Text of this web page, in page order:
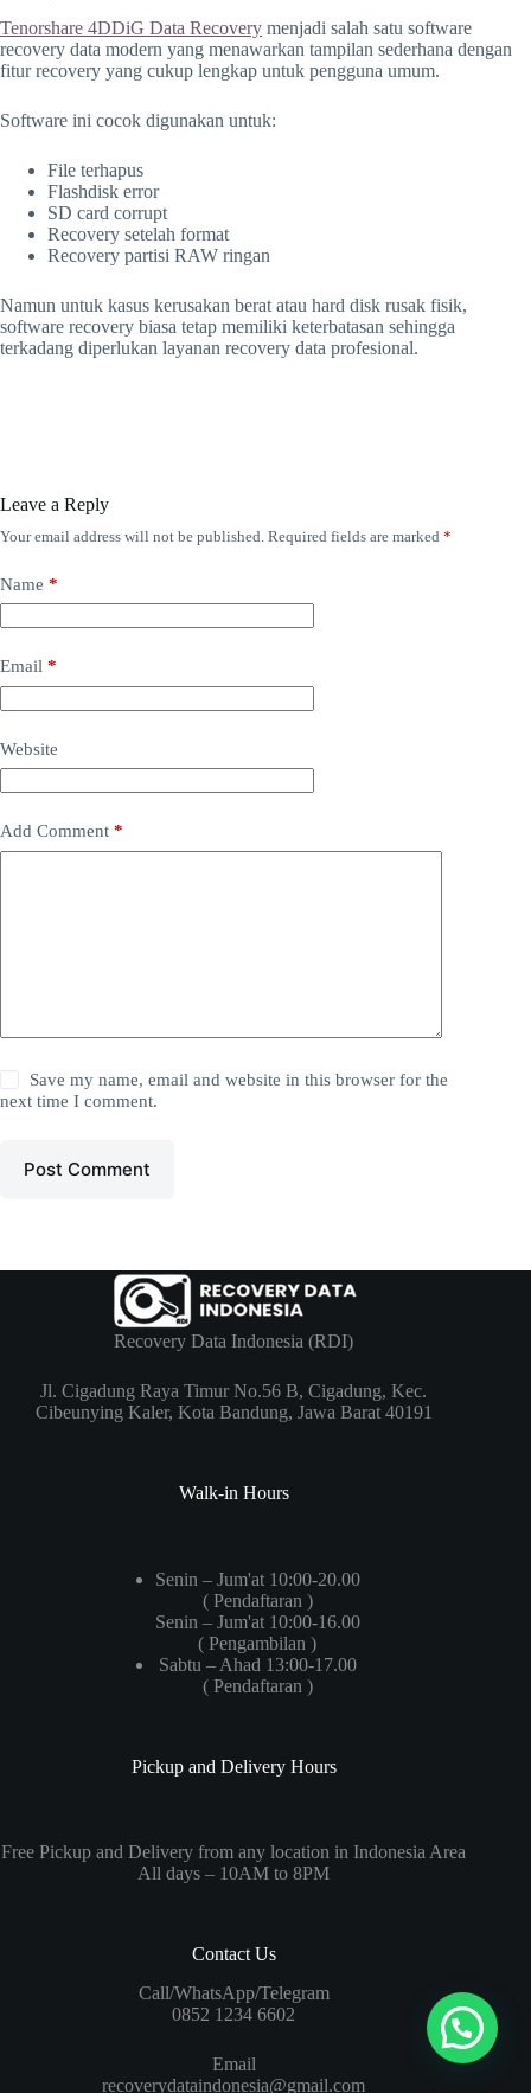
Tenorshare 4DDiG Data Recovery menjadi salah satu software
recovery data modern yang menawarkan tampilan sederhana dengan
fitur recovery yang cukup lengkap untuk pengguna umum.
Software ini cocok digunakan untuk:
File terhapus
Flashdisk error
SD card corrupt
Recovery setelah format
Recovery partisi RAW ringan
Namun untuk kasus kerusakan berat atau hard disk rusak fisik,
software recovery biasa tetap memiliki keterbatasan sehingga
terkadang diperlukan layanan recovery data profesional.
Leave a Reply
Your email address will not be published. Required fields are marked *
Name *
Email *
Website
Add Comment *
Save my name, email and website in this browser for the
next time I comment.
Post Comment
Recovery Data Indonesia (RDI)
Jl. Cigadung Raya Timur No.56 B, Cigadung, Kec.
Cibeunying Kaler, Kota Bandung, Jawa Barat 40191
Walk-in Hours
Senin – Jum'at 10:00-20.00
( Pendaftaran )
Senin – Jum'at 10:00-16.00
( Pengambilan )
Sabtu – Ahad 13:00-17.00
( Pendaftaran )
Pickup and Delivery Hours
Free Pickup and Delivery from any location in Indonesia Area
All days – 10AM to 8PM
Contact Us
Call/WhatsApp/Telegram
0852 1234 6602
Email
recoverydataindonesia@gmail.com